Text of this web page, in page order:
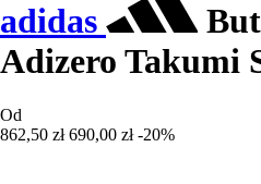
adidas
Adizero Takumi
Od
862,50 zł 690,00 zł -20%